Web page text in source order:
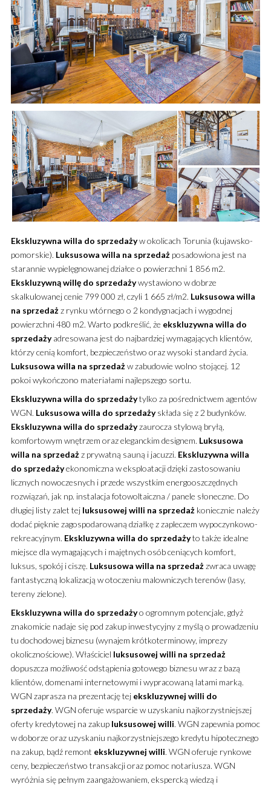
Ekskluzywna willa do sprzedażyw okolicach Torunia (kujawsko-
pomorskie). Luksusowa willa na sprzedażposadowiona jest na
starannie wypielęgnowanej działce o powierzchni1 856 m2.
Ekskluzywnąwillę do sprzedażywystawiono w dobrze
skalkulowanej cenie 799 000 zł, czyli 1 665 zł/m2. Luksusowa willa
na sprzedażz rynku wtórnego o 2 kondygnacjach i wygodnej
powierzchni 480 m2. Warto podkreślić, że ekskluzywna willa do
sprzedażyadresowana jest do najbardziej wymagających klientów,
którzy cenią komfort, bezpieczeństwo oraz wysoki standard życia.
Luksusowa willa na sprzedażw zabudowie wolno stojącej. 12
pokoi wykończono materiałami najlepszego sortu.
Ekskluzywna willa do sprzedażytylko za pośrednictwem agentów
WGN. Luksusowa willa do sprzedażyskłada się z 2 budynków.
Ekskluzywna willa do sprzedażyzaurocza stylową bryłą,
komfortowym wnętrzem oraz eleganckim designem. Luksusowa
willa na sprzedażz prywatną sauną i jacuzzi. Ekskluzywna willa
do sprzedażyekonomiczna w eksploatacji dzięki zastosowaniu
licznych nowoczesnych i przede wszystkim energooszczędnych
rozwiązań, jak np. instalacja fotowoltaiczna / panele słoneczne. Do
długiej listy zalet tej luksusowej willi na sprzedaż koniecznie należy
dodać pięknie zagospodarowaną działkę z zapleczem wypoczynkowo-
rekreacyjnym. Ekskluzywna willa do sprzedażyto także idealne
miejsce dla wymagających i majętnych osób ceniących komfort,
luksus, spokój i ciszę. Luksusowa willa na sprzedażzwraca uwagę
fantastyczną lokalizacją w otoczeniu malowniczych terenów (lasy,
tereny zielone).
Ekskluzywna willa do sprzedażyo ogromnym potencjale, gdyż
znakomicie nadaje się pod zakup inwestycyjny z myślą o prowadzeniu
tu dochodowej biznesu (wynajem krótkoterminowy, imprezy
okolicznościowe). Właściciel luksusowej willi na sprzedaż
dopuszcza możliwość odstąpienia gotowego biznesu wraz z bazą
klientów, domenami internetowymi i wypracowaną latami marką.
WGN zaprasza na prezentację tej ekskluzywnej willi do
sprzedaży. WGN oferuje wsparcie w uzyskaniu najkorzystniejszej
oferty kredytowej na zakup luksusowej willi. WGN zapewnia pomoc
w doborze oraz uzyskaniu najkorzystniejszego kredytu hipotecznego
na zakup, bądź remont ekskluzywnej willi. WGN oferuje rynkowe
ceny, bezpieczeństwo transakcji oraz pomoc notariusza. WGN
wyróżnia się pełnym zaangażowaniem, ekspercką wiedzą i